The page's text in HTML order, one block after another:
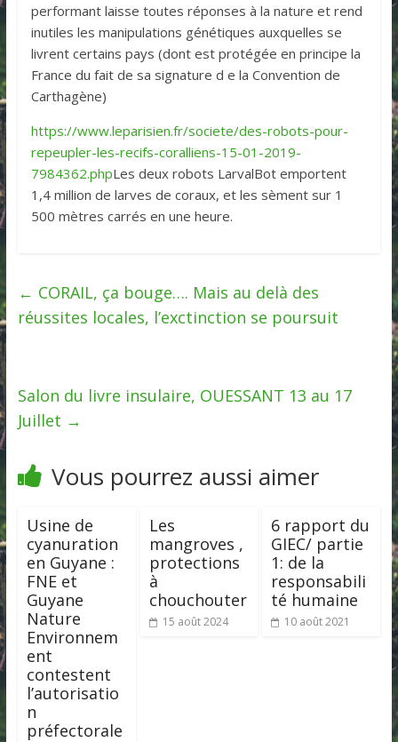
performant laisse toutes réponses à la nature et rend
inutiles les manipulations génétiques auxquelles se
livrent certains pays (dont est protégée en principe la
France du fait de sa signature d e la Convention de
Carthagène)
https://www.leparisien.fr/societe/des-robots-pour-
repeupler-les-recifs-coralliens-15-01-2019-
7984362.phpLes deux robots LarvalBot emportent
1,4 million de larves de coraux, et les sèment sur 1
500 mètres carrés en une heure.
← CORAIL, ça bouge…. Mais au delà des
réussites locales, l’exctinction se poursuit
Salon du livre insulaire, OUESSANT 13 au 17
Juillet →
Vous pourrez aussi aimer
Usine de
cyanuration
en Guyane :
FNE et
Guyane
Nature
Environnem
ent
contestent
l’autorisatio
n
préfectorale
Les
mangroves ,
protections
à
chouchouter
15 août 2024
6 rapport du
GIEC/ partie
1: de la
responsabili
té humaine
10 août 2021